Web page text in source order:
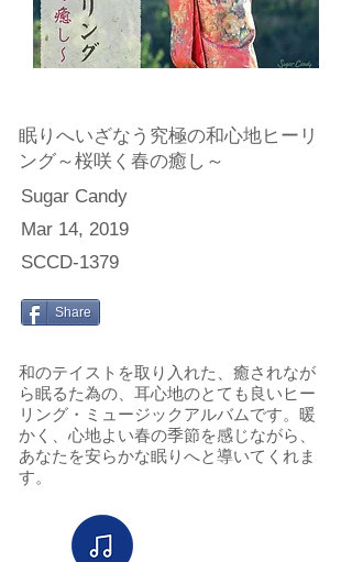
眠りへいざなう究極の和心地ヒーリ
ング～桜咲く春の癒し～
Sugar Candy
Mar 14, 2019
SCCD-1379
Share
和のテイストを取り入れた、癒されなが
ら眠るた為の、耳心地のとても良いヒー
リング・ミュージックアルバムです。暖
かく、心地よい春の季節を感じながら、
あなたを安らかな眠りへと導いてくれま
す。